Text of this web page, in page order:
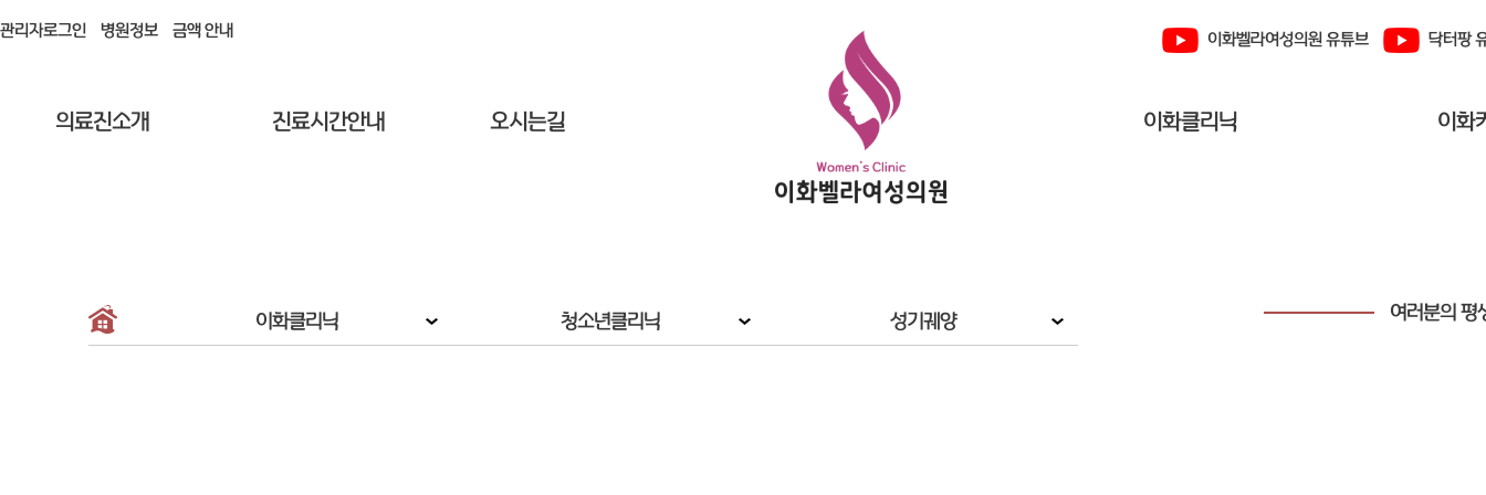
관리자로그인 병원정보 금액 안내 이화벨라여성의원 유튜브 닥터팡
의료진소개 진료시간안내 오시는길 이화클리닉 이화
이화클리닉 청소년클리닉 성기궤양 여러분의 평